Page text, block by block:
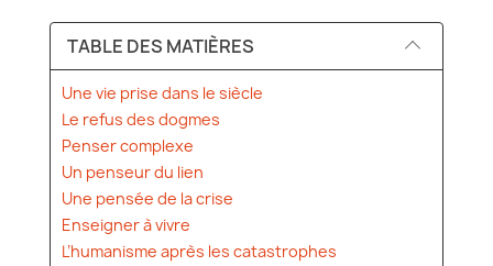
TABLE DES MATIÈRES
Une vie prise dans le siècle
Le refus des dogmes
Penser complexe
Un penseur du lien
Une pensée de la crise
Enseigner à vivre
L’humanisme après les catastrophes